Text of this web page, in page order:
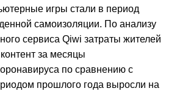
игры стали в период
самоизоляции. По анализу
сервиса Qiwi затраты жителей
за месяцы
по сравнению с
прошлого года выросли на